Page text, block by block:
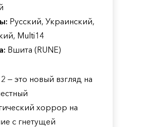
Русский, Украинский,
Multi14
Вшита (RUNE)
— это новый взгляд на
хоррор на
с гнетущей